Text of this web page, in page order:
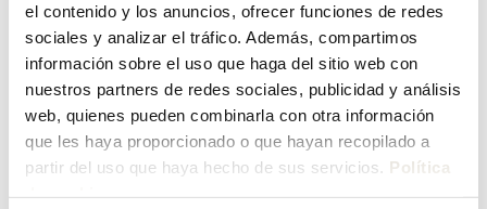
el contenido y los anuncios, ofrecer funciones de redes
sociales y analizar el tráfico. Además, compartimos
información sobre el uso que haga del sitio web con
nuestros partners de redes sociales, publicidad y análisis
web, quienes pueden combinarla con otra información
que les haya proporcionado o que hayan recopilado a
partir del uso que haya hecho de sus servicios. Política
¿Has olvidado tu contraseña?